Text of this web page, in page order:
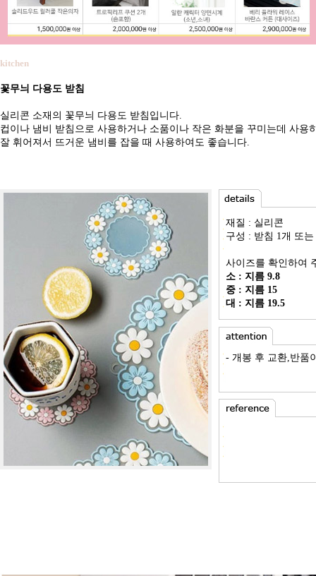
kitchen
꽃무늬 다용도 받침
실리콘 소재의 꽃무늬 다용도 받침입니다.
컵이나 냄비 받침으로 사용하거나 소품이나 작은 화분을 꾸미는데 사용
잘 휘어져서 뜨거운 냄비를 잡을 때 사용하여도 좋습니다.
재질 : 실리콘
구성 : 받침 1개 또
사이즈를 확인하여
소 : 지름 9.8
중 : 지름 15
대 : 지름 19.5
- 개봉 후 교환,반품